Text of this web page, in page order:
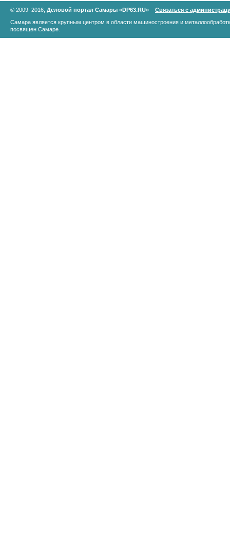
© 2009–2016, Деловой портал Самары «DP63.RU»
Связаться с
Самара является крупным центром в области машиностроения и
посвящен Самаре.